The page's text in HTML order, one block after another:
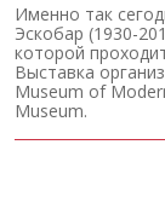
Именно так
Эскобар (1930-
которой
Выставка
Museum of
Museum.